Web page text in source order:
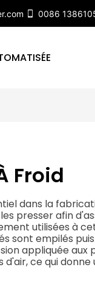
0086
Froid
dans la
presser afin
utilisées à
sont empilés
appliquée
ce qui